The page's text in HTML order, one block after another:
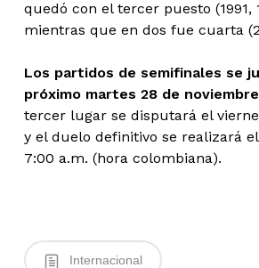
quedó con el tercer puesto (1991,
mientras que en dos fue cuarta
Los partidos de semifinales se
próximo martes 28 de noviembre
tercer lugar se disputará el
y el duelo definitivo se realizará
7:00 a.m. (hora colombiana).
Internacional